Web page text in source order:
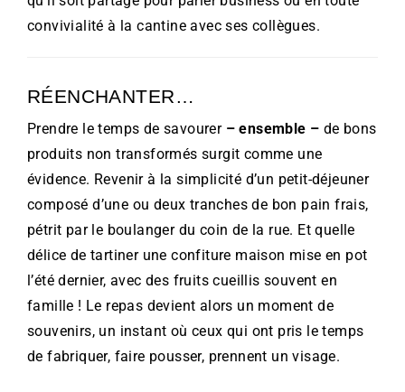
convivialité à la cantine avec ses collègues.
RÉENCHANTER…
Prendre le temps de savourer – ensemble – de bons
produits non transformés surgit comme une
évidence. Revenir à la simplicité d’un petit-déjeuner
composé d’une ou deux tranches de bon pain frais,
pétrit par le boulanger du coin de la rue. Et quelle
délice de tartiner une confiture maison mise en pot
l’été dernier, avec des fruits cueillis souvent en
famille ! Le repas devient alors un moment de
souvenirs, un instant où ceux qui ont pris le temps
de fabriquer, faire pousser, prennent un visage.